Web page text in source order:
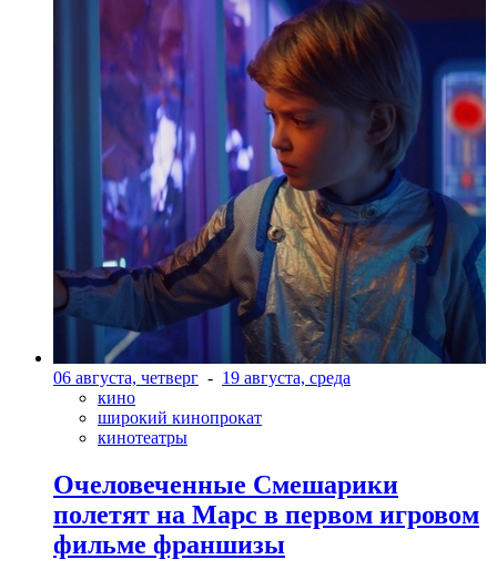
06 августа, четверг - 19 августа, среда
кино
широкий кинопрокат
кинотеатры
Очеловеченные Смешарики
полетят на Марс в первом игровом
фильме франшизы